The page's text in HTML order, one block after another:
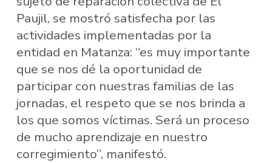
Paujil, se mostró satisfecha por las
actividades implementadas por la
entidad en Matanza: “es muy importante
que se nos dé la oportunidad de
participar con nuestras familias de las
jornadas, el respeto que se nos brinda a
los que somos víctimas. Será un proceso
de mucho aprendizaje en nuestro
corregimiento”, manifestó.